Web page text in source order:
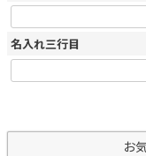
名入れ三行目
お